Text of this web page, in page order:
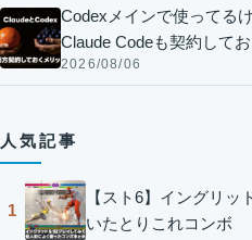
Codexメインで使ってる
Claude Codeも契約して
2026/08/06
人気記事
1
【スト6】イングリッ
いたとりこれコンボ